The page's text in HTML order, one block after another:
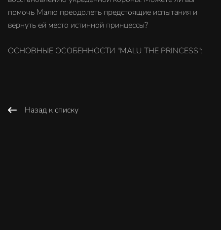
помочь Малю преодолеть предстоящие испытания и
вернуть ей место истинной принцессы?
ОСНОВНЫЕ ОСОБЕННОСТИ "MALU THE PRINCESS":
Назад к списку